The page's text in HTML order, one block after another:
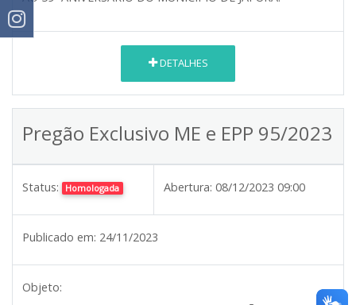
DETALHES
Pregão Exclusivo ME e EPP 95/2023
Status: Homologada Abertura: 08/12/2023 09:00
Publicado em: 24/11/2023
Objeto: